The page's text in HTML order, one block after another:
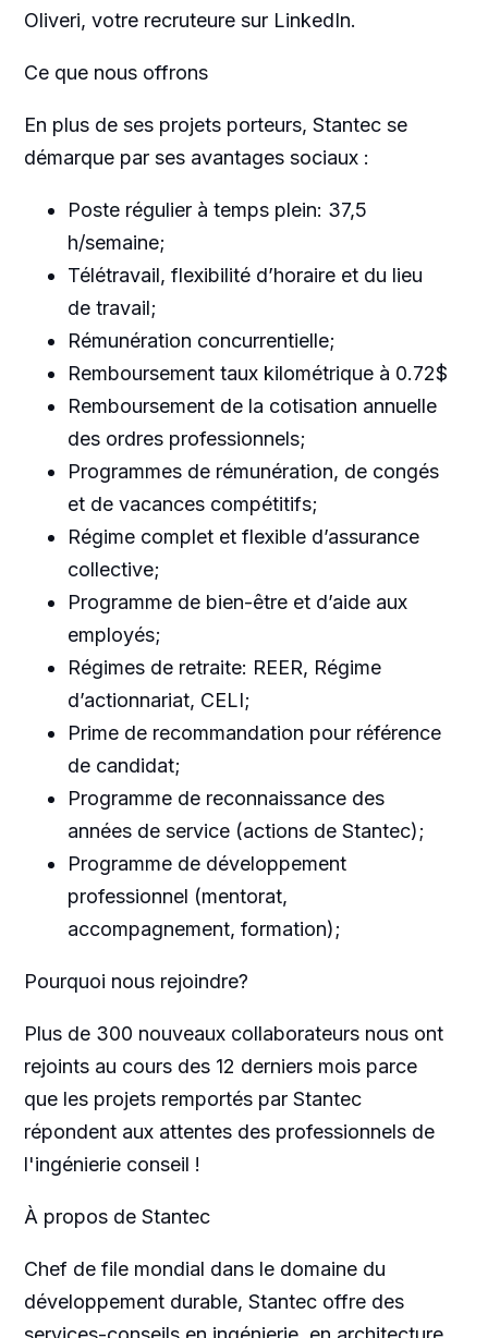
Oliveri, votre recruteure sur LinkedIn.
Ce que nous offrons
En plus de ses projets porteurs, Stantec se
démarque par ses avantages sociaux :
Poste régulier à temps plein: 37,5
h/semaine;
Télétravail, flexibilité d’horaire et du lieu
de travail;
Rémunération concurrentielle;
Remboursement taux kilométrique à 0.72$
Remboursement de la cotisation annuelle
des ordres professionnels;
Programmes de rémunération, de congés
et de vacances compétitifs;
Régime complet et flexible d’assurance
collective;
Programme de bien-être et d’aide aux
employés;
Régimes de retraite: REER, Régime
d’actionnariat, CELI;
Prime de recommandation pour référence
de candidat;
Programme de reconnaissance des
années de service (actions de Stantec);
Programme de développement
professionnel (mentorat,
accompagnement, formation);
Pourquoi nous rejoindre?
Plus de 300 nouveaux collaborateurs nous ont
rejoints au cours des 12 derniers mois parce
que les projets remportés par Stantec
répondent aux attentes des professionnels de
l'ingénierie conseil !
À propos de Stantec
Chef de file mondial dans le domaine du
développement durable, Stantec offre des